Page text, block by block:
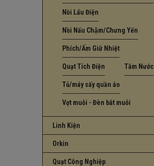
Nồi Lẩu Điện
Nồi Nấu Chậm/Chưng Yến
Phích/Ấm Giữ Nhiệt
Quạt Tích Điện Tăm Nước
Tủ/máy sấy quần áo
Vợt muỗi - Đèn bắt muỗi
Linh Kiện
Orkin
Quạt Công Nghiệp